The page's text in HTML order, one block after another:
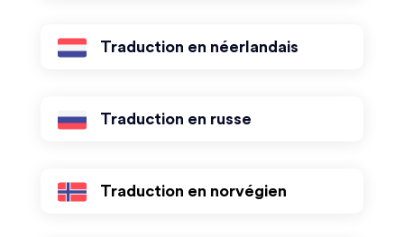
Traduction en néerlandais
Traduction en russe
Traduction en norvégien